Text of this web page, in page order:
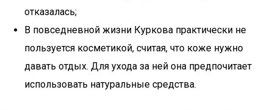
отказалась;
В повседневной жизни Куркова практически не
пользуется косметикой, считая, что коже нужно
давать отдых. Для ухода за ней она предпочитает
использовать натуральные средства.